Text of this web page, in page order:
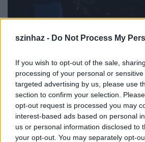
szinhaz - Do Not Process My
If you wish to opt-out of the sale,
processing of your personal or
targeted advertising by us, please use
section to confirm your selection.
opt-out request is processed you may
interest-based ads based on personal
us or personal information disclosed to
your opt-out. You may separately opt-
Botos Éva, Simon Kornél, Vass
A kortárs katalán szerző Jordi
módszercímű darabja valós
alapul. Galceran több művét is
Magyarországon, de az
feldolgozóGrönholm-módszer
legnépszerűbb. A darabot nem
világ számos országában